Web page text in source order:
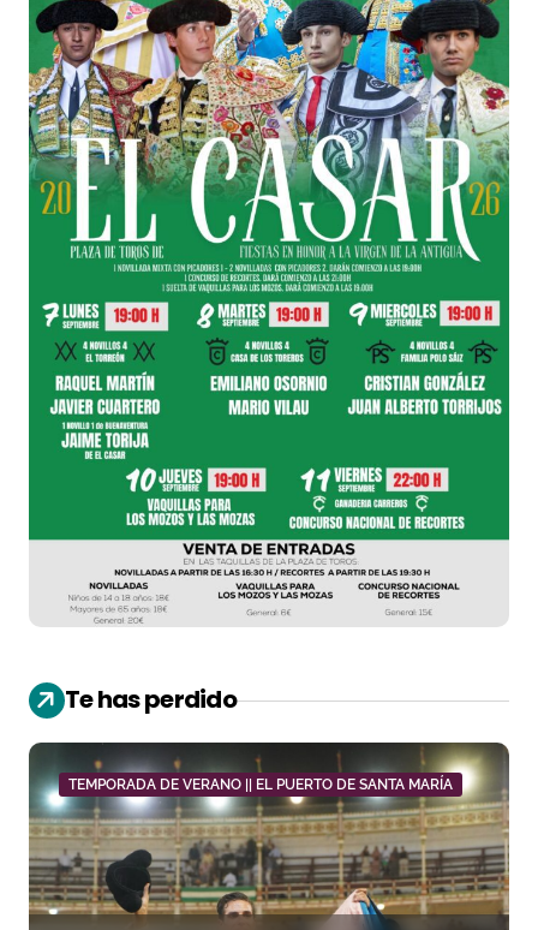
Te has perdido
TEMPORADA DE VERANO || EL PUERTO DE SANTA MARÍA